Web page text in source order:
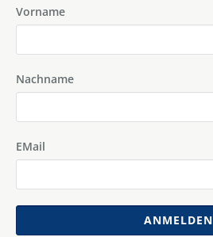
Vorname
Nachname
EMail
ANMELDEN